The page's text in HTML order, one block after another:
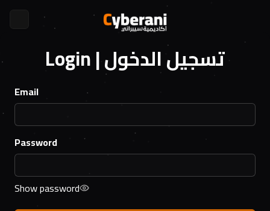
Login | تسجيل الدخول
Email
Password
Show password